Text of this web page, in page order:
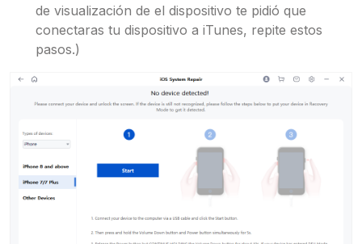
de visualización de el dispositivo te pidió que
conectaras tu dispositivo a iTunes, repite estos
pasos.)